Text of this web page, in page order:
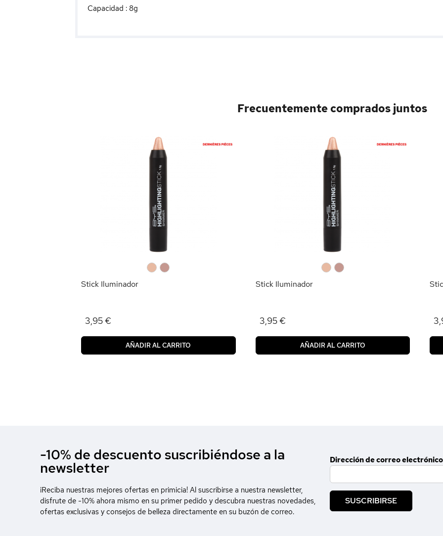
Capacidad : 8g
Frecuentemente comprados juntos
Stick Iluminador
3,95 €
AÑADIR AL CARRITO
Stick Iluminador
3,95 €
AÑADIR AL CARRITO
-10% de descuento suscribiéndose a la
newsletter
¡Reciba nuestras mejores ofertas en primicia! Al suscribirse a nuestra newsletter,
disfrute de -10% ahora mismo en su primer pedido y descubra nuestras novedades,
ofertas exclusivas y consejos de belleza directamente en su buzón de correo.
Dirección de correo electrónico
SUSCRIBIRSE